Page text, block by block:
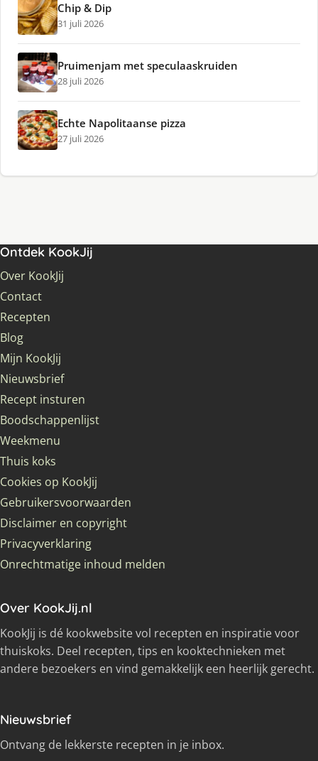
Chip & Dip
31 juli 2026
Pruimenjam met speculaaskruiden
28 juli 2026
Echte Napolitaanse pizza
27 juli 2026
Ontdek KookJij
Over KookJij
Contact
Recepten
Blog
Mijn KookJij
Nieuwsbrief
Recept insturen
Boodschappenlijst
Weekmenu
Thuis koks
Cookies op KookJij
Gebruikersvoorwaarden
Disclaimer en copyright
Privacyverklaring
Onrechtmatige inhoud melden
Over KookJij.nl
KookJij is dé kookwebsite vol recepten en inspiratie voor
thuiskoks. Deel recepten, tips en kooktechnieken met
andere bezoekers en vind gemakkelijk een heerlijk gerecht.
Nieuwsbrief
Ontvang de lekkerste recepten in je inbox.